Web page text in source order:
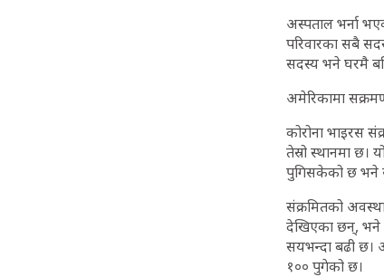
अस्पताल भर्ना
परिवारका सबै
सदस्य भने घरमै
अमेरिकामा
कोरोना भाइरस
तेस्रो स्थानमा छ।
पुगिसकेको छ भने
संक्रमितको
देखिएका छन्, भने
सयभन्दा बढी छ।
१०० पुगेको छ।